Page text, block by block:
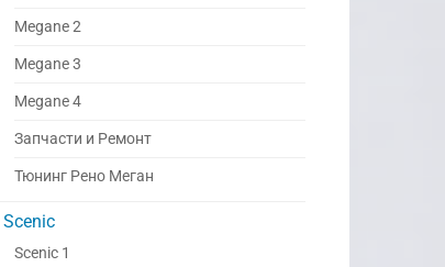
Megane 2
Megane 3
Megane 4
Запчасти и Ремонт
Тюнинг Рено Меган
Scenic
Scenic 1